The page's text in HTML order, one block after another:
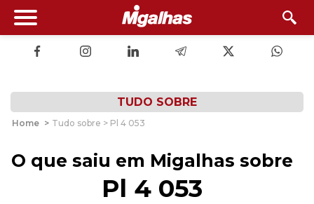
TUDO SOBRE
Home > Tudo sobre > Pl 4 053
O que saiu em Migalhas sobre
Pl 4 053